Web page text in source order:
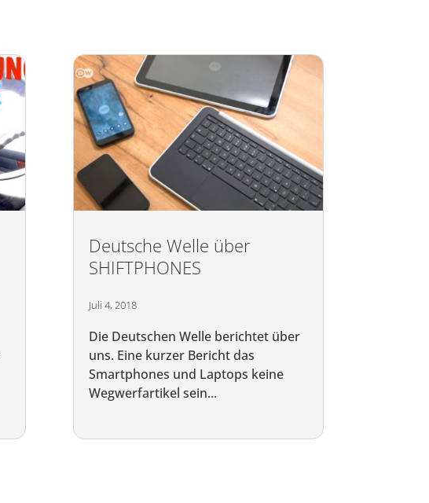
Deutsche Welle über
SHIFTPHONES
Juli 4, 2018
Die Deutschen Welle berichtet über
uns. Eine kurzer Bericht das
Smartphones und Laptops keine
Wegwerfartikel sein...